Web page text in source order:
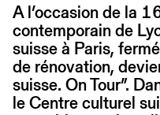
A l’occasion de la
contemporain de
suisse à Paris,
de rénovation,
suisse. On Tour”.
le Centre culturel